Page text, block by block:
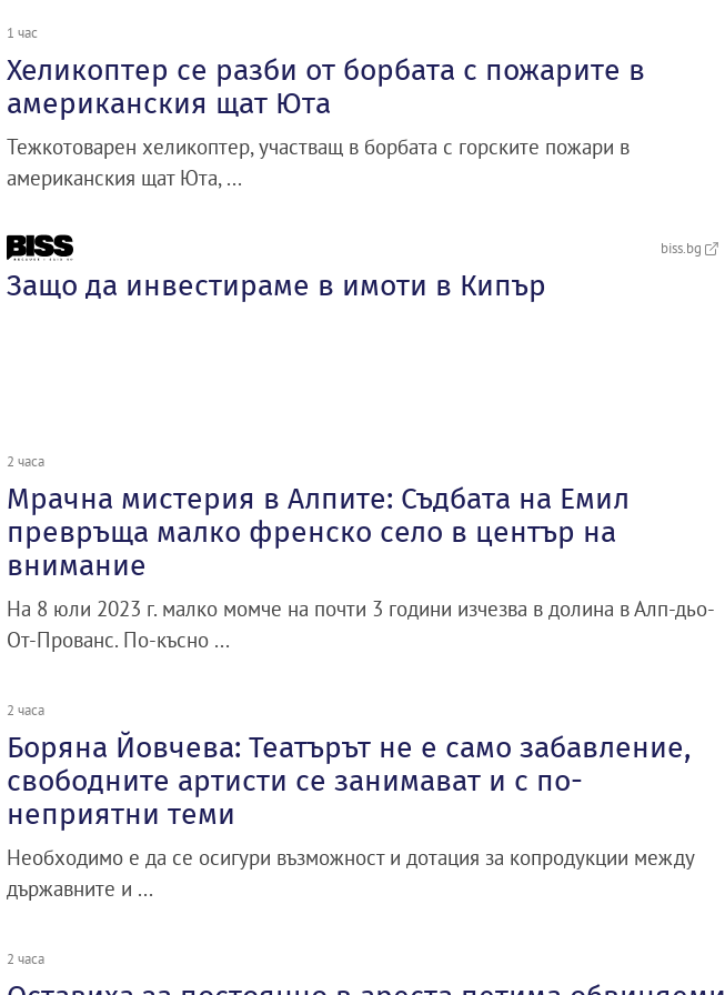
1 час
Хеликоптер се разби от борбата с пожарите в
американския щат Юта
Тежкотоварен хеликоптер, участващ в борбата с горските пожари в
американския щат Юта, ...
biss.bg
Защо да инвестираме в имоти в Кипър
2 часа
Мрачна мистерия в Алпите: Съдбата на Емил
превръща малко френско село в център на
внимание
На 8 юли 2023 г. малко момче на почти 3 години изчезва в долина в Алп-дьо-
От-Прованс. По-късно ...
2 часа
Боряна Йовчева: Театърът не е само забавление,
свободните артисти се занимават и с по-
неприятни теми
Необходимо е да се осигури възможност и дотация за копродукции между
държавните и ...
2 часа